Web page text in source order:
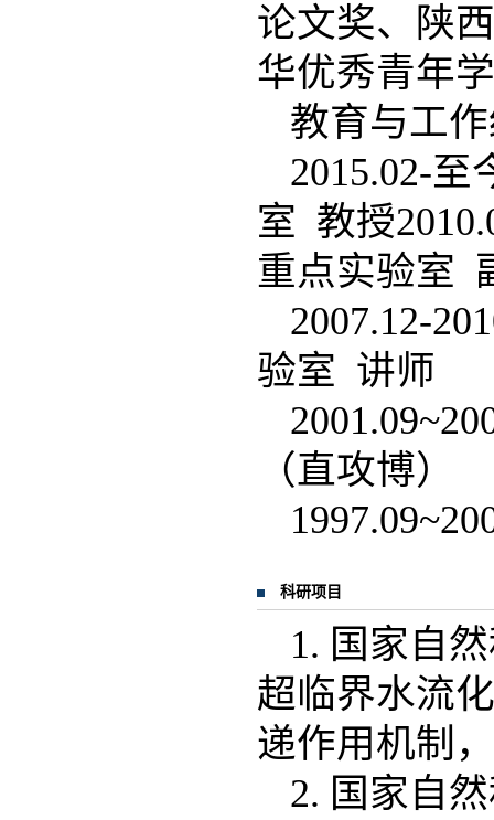
论文奖、陕
华优秀青年
教育与工
2015.02-
室 教授
重点实验室
2007.12-
验室 讲师
（直攻博）
科研项目
1. 国家自
超临界水流
递作用机制
2. 国家自